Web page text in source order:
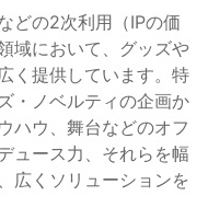
どの2次利用（IPの価
域において、グッズや
く提供しています。特
・ノベルティの企画か
ハウ、舞台などのオフ
ュース力、それらを幅
広くソリューションを